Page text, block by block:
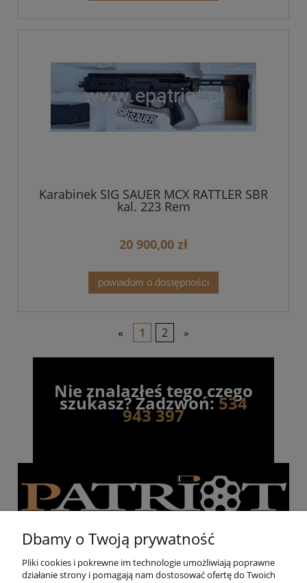
Karabinek SIG SAUER MCX RATTLER SBR
kal. 223 Rem
20 900,00 zł
powiadom o dostępności
« 1 2 »
Nie znalazłeś tego czego
szukasz? Zadzwoń:534
943 397
Dbamy o Twoją prywatność
Pliki cookies i pokrewne im technologie umożliwiają poprawne
działanie strony i pomagają nam dostosować ofertę do Twoich